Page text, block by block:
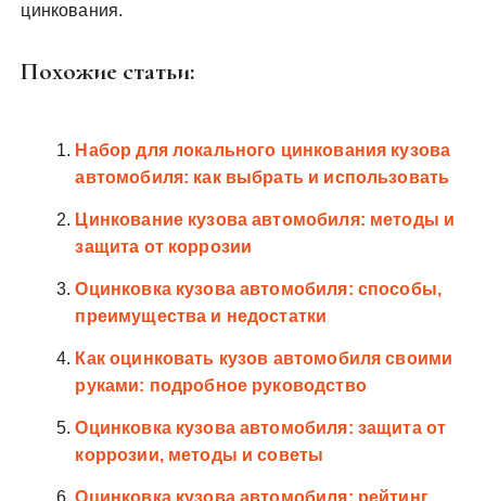
цинкования.
Похожие статьи:
Набор для локального цинкования кузова
автомобиля: как выбрать и использовать
Цинкование кузова автомобиля: методы и
защита от коррозии
Оцинковка кузова автомобиля: способы,
преимущества и недостатки
Как оцинковать кузов автомобиля своими
руками: подробное руководство
Оцинковка кузова автомобиля: защита от
коррозии, методы и советы
Оцинковка кузова автомобиля: рейтинг